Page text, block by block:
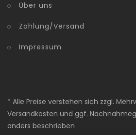
Über uns
Zahlung/Versand
Impressum
* Alle Preise verstehen sich zzgl.
Versandkosten und ggf.
anders beschrieben